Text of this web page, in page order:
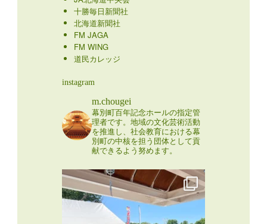
十勝毎日新聞社
北海道新聞社
FM JAGA
FM WING
道民カレッジ
instagram
m.chougei
幕別町百年記念ホールの指定管
理者です。地域の文化芸術活動
を推進し、社会教育における幕
別町の中核を担う団体として貢
献できるよう努めます。